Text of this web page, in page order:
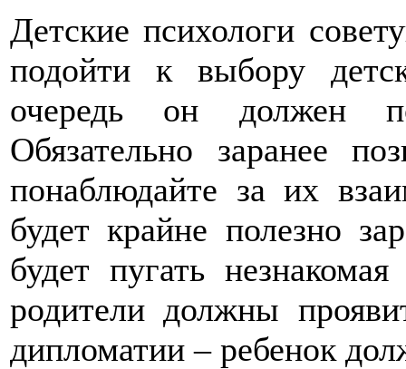
Детские психологи
подойти к выбору
очередь он должен
Обязательно заранее
понаблюдайте за их
будет крайне полезно
будет пугать
родители должны
дипломатии – ребенок